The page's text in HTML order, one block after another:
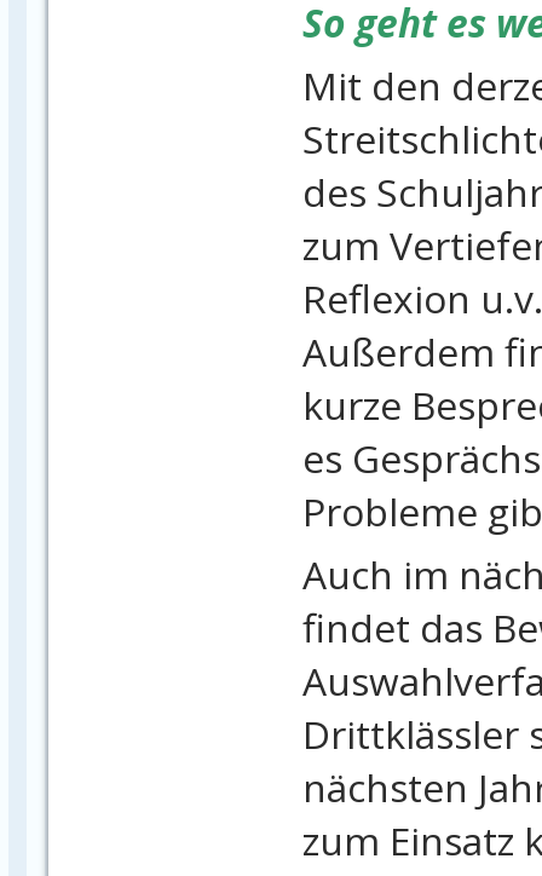
So geht es
Mit den
des
zum
Reflexion
Außerdem
kurze
es
Probleme
Auch im
findet das
Drittklässler
nächsten
zum Einsatz